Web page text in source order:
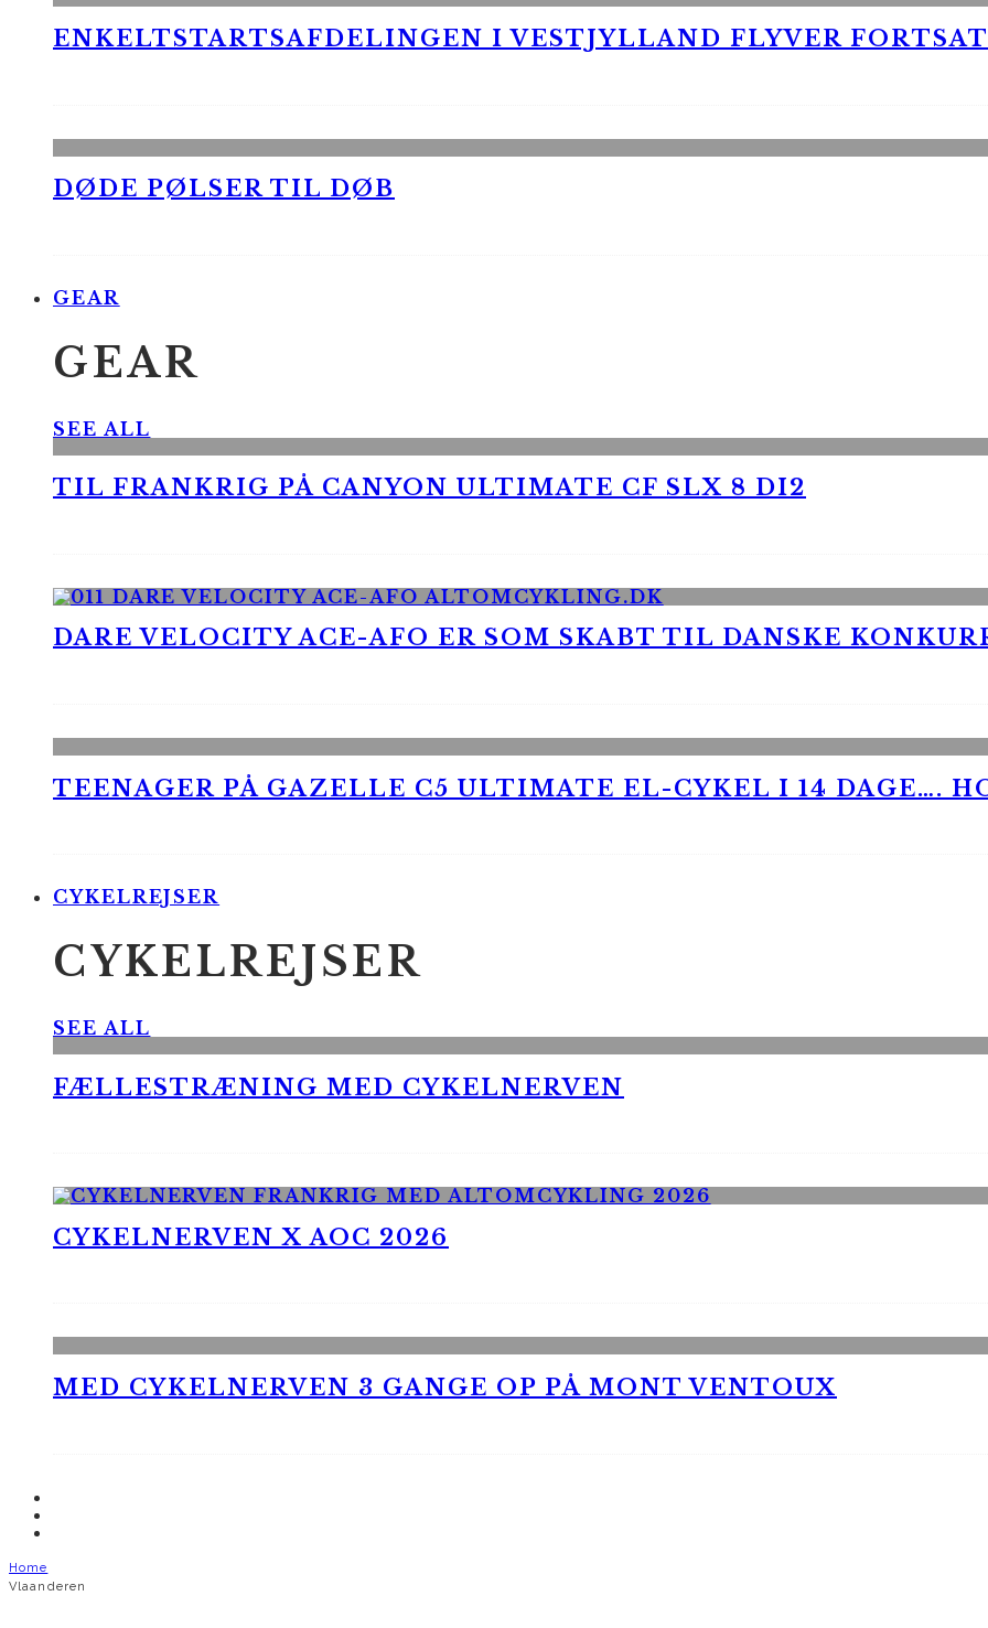
ENKELTSTARTSAFDELINGEN I VESTJYLLAND FLYVER
DØDE PØLSER TIL DØB
GEAR
GEAR
SEE ALL
TIL FRANKRIG PÅ CANYON ULTIMATE CF SLX 8 DI2
DARE VELOCITY ACE-AFO ER SOM SKABT TIL DANSKE
TEENAGER PÅ GAZELLE C5 ULTIMATE EL-CYKEL I 14 DAGE….
CYKELREJSER
CYKELREJSER
SEE ALL
FÆLLESTRÆNING MED CYKELNERVEN
CYKELNERVEN X AOC 2026
MED CYKELNERVEN 3 GANGE OP PÅ MONT VENTOUX
Home
Vlaanderen